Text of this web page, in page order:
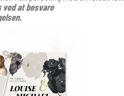
ved at besvare